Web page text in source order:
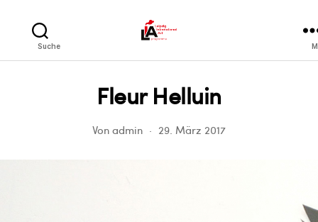
Suche
Fleur Helluin
Von admin 29. März 2017